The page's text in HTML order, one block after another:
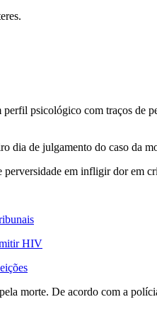
psicológico com traços de
dia de julgamento do caso da
em infligir dor em
HIV
morte. De acordo com a